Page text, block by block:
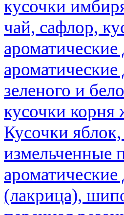
кусочки
чай, сафлор,
ароматические
зеленого и
кусочки
Кусочки
измельченные
ароматические
(лакрица),